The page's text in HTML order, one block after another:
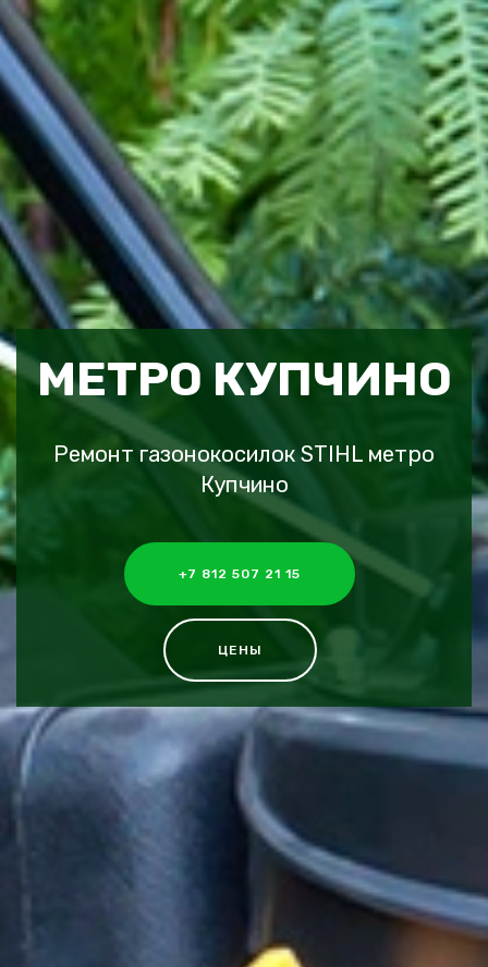
МЕТРО КУПЧИНО
Ремонт газонокосилок STIHL метро
Купчино
+7 812 507 21 15
ЦЕНЫ